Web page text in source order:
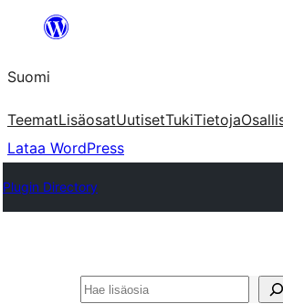
Suomi
TeematLisäosatUutisetTukiTietoja
Lataa WordPress
Plugin Directory
Etsi